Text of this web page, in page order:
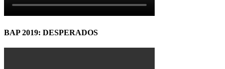
BAP 2019: DESPERADOS